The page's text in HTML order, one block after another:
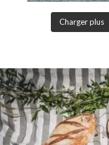
Charger plus